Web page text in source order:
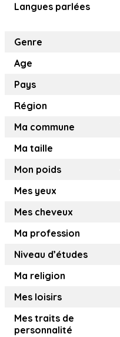
Langues parlées
Genre
Age
Pays
Région
Ma commune
Ma taille
Mon poids
Mes yeux
Mes cheveux
Ma profession
Niveau d’études
Ma religion
Mes loisirs
Mes traits de
personnalité